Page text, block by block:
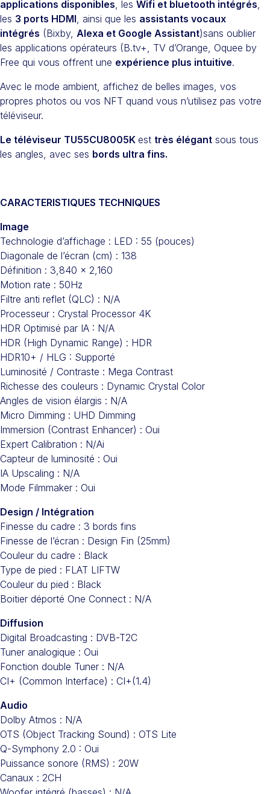
applications disponibles, les Wifi et bluetooth intégrés,
les 3 ports HDMI, ainsi que les assistants vocaux
intégrés (Bixby, Alexa et Google Assistant)sans oublier
les applications opérateurs (B.tv+, TV d’Orange, Oquee by
Free qui vous offrent une expérience plus intuitive.
Avec le mode ambient, affichez de belles images, vos
propres photos ou vos NFT quand vous n’utilisez pas votre
téléviseur.
Le téléviseur TU55CU8005K est très élégant sous tous
les angles, avec ses bords ultra fins.
CARACTERISTIQUES TECHNIQUES
Image
Technologie d’affichage : LED : 55 (pouces)
Diagonale de l’écran (cm) : 138
Définition : 3,840 x 2,160
Motion rate : 50Hz
Filtre anti reflet (QLC) : N/A
Processeur : Crystal Processor 4K
HDR Optimisé par IA : N/A
HDR (High Dynamic Range) : HDR
HDR10+ / HLG : Supporté
Luminosité / Contraste : Mega Contrast
Richesse des couleurs : Dynamic Crystal Color
Angles de vision élargis : N/A
Micro Dimming : UHD Dimming
Immersion (Contrast Enhancer) : Oui
Expert Calibration : N/Ai
Capteur de luminosité : Oui
IA Upscaling : N/A
Mode Filmmaker : Oui
Design / Intégration
Finesse du cadre : 3 bords fins
Finesse de l’écran : Design Fin (25mm)
Couleur du cadre : Black
Type de pied : FLAT LIFTW
Couleur du pied : Black
Boitier déporté One Connect : N/A
Diffusion
Digital Broadcasting : DVB-T2C
Tuner analogique : Oui
Fonction double Tuner : N/A
CI+ (Common Interface) : CI+(1.4)
Audio
Dolby Atmos : N/A
OTS (Object Tracking Sound) : OTS Lite
Q-Symphony 2.0 : Oui
Puissance sonore (RMS) : 20W
Canaux : 2CH